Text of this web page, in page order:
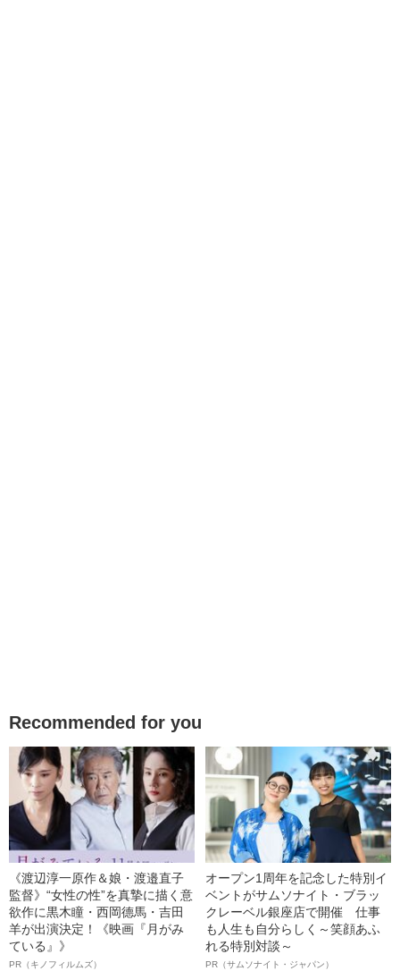
Recommended for you
《渡辺淳一原作＆娘・渡邉直子
監督》“女性の性”を真摯に描く意
欲作に黒木瞳・西岡德馬・吉田
羊が出演決定！《映画『月がみ
ている』》
PR（キノフィルムズ）
オープン1周年を記念した特別イ
ベントがサムソナイト・ブラッ
クレーベル銀座店で開催 仕事
も人生も自分らしく～笑顔あふ
れる特別対談～
PR（サムソナイト・ジャパン）